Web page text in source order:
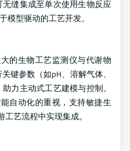
缝集成至单次使用生物反应
模型驱动的工艺开发。
的生物工艺监测仪与代谢物
键参数（如pH、溶解气体、
力主动式工艺建模与控制。
自动化的重视，支持敏捷生
艺流程中实现集成。